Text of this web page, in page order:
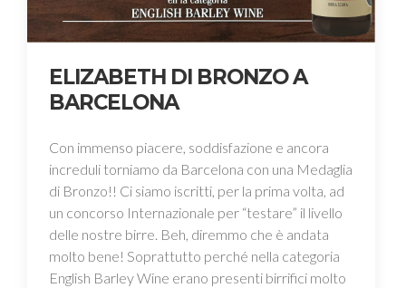
ELIZABETH DI BRONZO A
BARCELONA
Con immenso piacere, soddisfazione e ancora
increduli torniamo da Barcelona con una Medaglia
di Bronzo!! Ci siamo iscritti, per la prima volta, ad
un concorso Internazionale per “testare” il livello
delle nostre birre. Beh, diremmo che è andata
molto bene! Soprattutto perché nella categoria
English Barley Wine erano presenti birrifici molto